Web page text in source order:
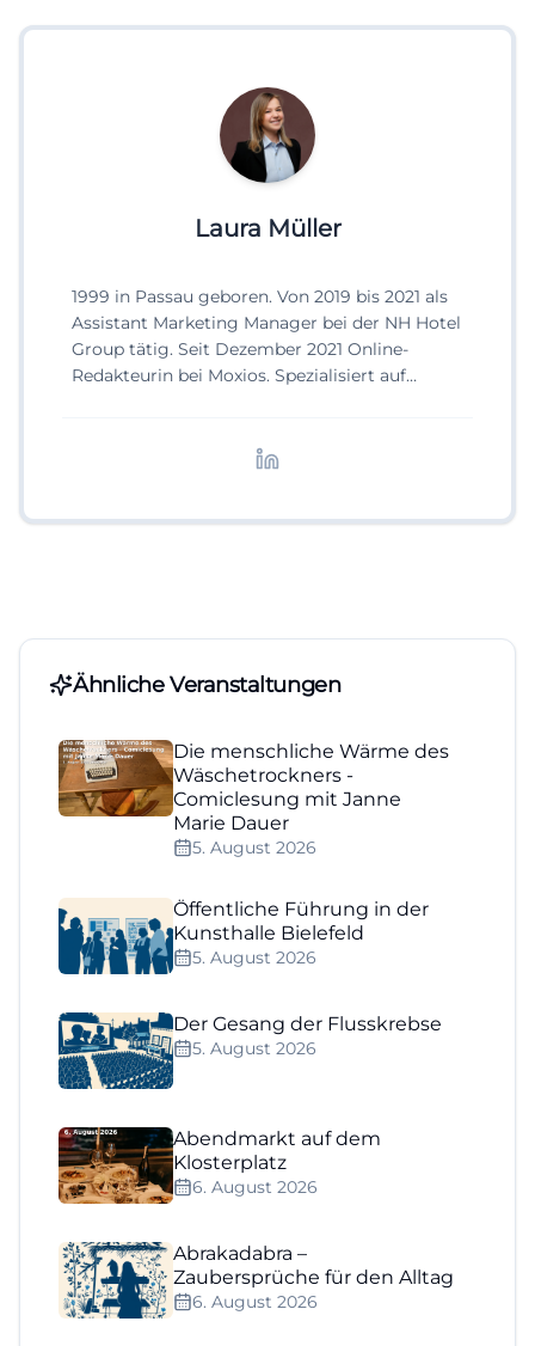
Laura Müller
1999 in Passau geboren. Von 2019 bis 2021 als
Assistant Marketing Manager bei der NH Hotel
Group tätig. Seit Dezember 2021 Online-
Redakteurin bei Moxios. Spezialisiert auf
Ähnliche Veranstaltungen
Die menschliche Wärme des
Wäschetrockners -
Comiclesung mit Janne
Marie Dauer
5. August 2026
Öffentliche Führung in der
Kunsthalle Bielefeld
5. August 2026
Der Gesang der Flusskrebse
5. August 2026
Abendmarkt auf dem
Klosterplatz
6. August 2026
Abrakadabra –
Zaubersprüche für den Alltag
6. August 2026